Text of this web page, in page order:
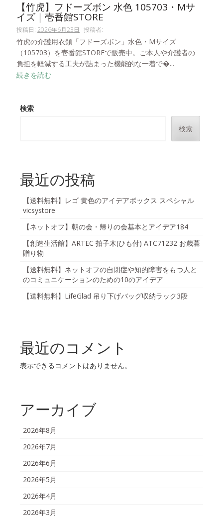
【竹虎】フドーズボン 水色 105703・Mサ
イズ｜壱番館STORE
投稿日: 2026年6月23日 投稿者:
竹虎の介護用衣類「フドーズボン」水色・Mサイズ
（105703）を壱番館STOREで販売中。ご本人や介護者の
負担を軽減する工夫が詰まった機能的な一着で�...
続きを読む
検索
検索
最近の投稿
【送料無料】レゴ 黄色のアイデアボックス スペシャル
vicsystore
【ネットオフ】朝の会・帰りの会基本とアイデア184
【創造生活館】ARTEC 拍子木(ひも付) ATC71232 お歳暮
贈り物
【送料無料】ネットオフの自閉症や知的障害をもつ人と
のコミュニケーションのための10のアイデア
【送料無料】LifeGlad 吊り下げバッグ収納ラック3段
最近のコメント
表示できるコメントはありません。
アーカイブ
2026年8月
2026年7月
2026年6月
2026年5月
2026年4月
2026年3月